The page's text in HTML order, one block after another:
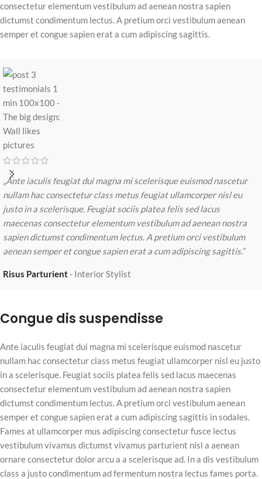
consectetur elementum vestibulum ad aenean nostra sapien
dictumst condimentum lectus. A pretium orci vestibulum aenean
semper et congue sapien erat a cum adipiscing sagittis.
„Ante iaculis feugiat dui magna mi scelerisque euismod nascetur
nullam hac consectetur class metus feugiat ullamcorper nisl eu
justo in a scelerisque. Feugiat sociis platea felis sed lacus
maecenas consectetur elementum vestibulum ad aenean nostra
sapien dictumst condimentum lectus. A pretium orci vestibulum
aenean semper et congue sapien erat a cum adipiscing sagittis.”
Risus Parturient Interior Stylist
Congue dis suspendisse
Ante iaculis feugiat dui magna mi scelerisque euismod nascetur
nullam hac consectetur class metus feugiat ullamcorper nisl eu justo
in a scelerisque. Feugiat sociis platea felis sed lacus maecenas
consectetur elementum vestibulum ad aenean nostra sapien
dictumst condimentum lectus. A pretium orci vestibulum aenean
semper et congue sapien erat a cum adipiscing sagittis in sodales.
Fames at ullamcorper mus adipiscing consectetur fusce lectus
vestibulum vivamus dictumst vivamus parturient nisl a aenean
ornare consectetur dolor arcu a a scelerisque ad. In a dis vestibulum
class a justo condimentum ad fermentum nostra lectus fames porta.